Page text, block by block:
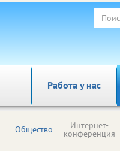
Работа у нас
Общество Интернет-
конференция